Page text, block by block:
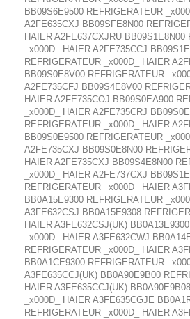
BB09S6E9500 REFRIGERATEUR
A2FE635CXJ BB09SFE8N00
HAIER A2FE637CXJRU BB09S1E8N00
_x000D_ HAIER A2FE735CCJ
REFRIGERATEUR _x000D_ HAIER
BB09S0E8V00 REFRIGERATEUR
A2FE735CFJ BB09S4E8V00
HAIER A2FE735COJ BB09S0EA900
_x000D_ HAIER A2FE735CRJ
REFRIGERATEUR _x000D_ HAIER
BB09S0E9500 REFRIGERATEUR
A2FE735CXJ BB09S0E8N00
HAIER A2FE735CXJ BB09S4E8N00
_x000D_ HAIER A2FE737CXJ
REFRIGERATEUR _x000D_ HAIER
BB0A15E9300 REFRIGERATEUR
A3FE632CSJ BB0A15E9308
HAIER A3FE632CSJ(UK)
_x000D_ HAIER A3FE632CWJ
REFRIGERATEUR _x000D_ HAIER
BB0A1CE9300 REFRIGERATEUR
A3FE635CCJ(UK) BB0A90E9B00
HAIER A3FE635CCJ(UK)
_x000D_ HAIER A3FE635CGJE
REFRIGERATEUR _x000D_ HAIER